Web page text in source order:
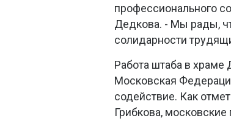
профессионального
Дедкова. - Мы рады,
солидарности
Работа штаба в храме
Московская
содействие. Как
Грибкова,